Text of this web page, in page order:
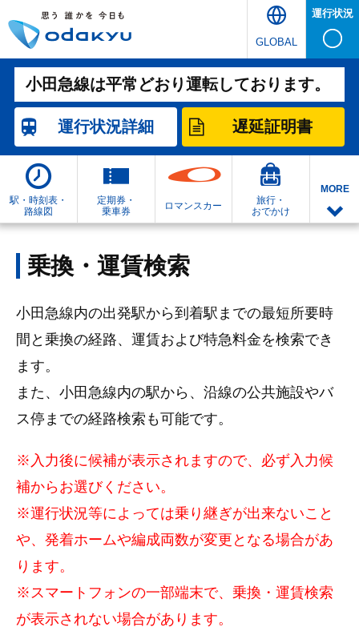
GLOBAL
運行状況
小田急線は平常どおり運転しております。
運行状況詳細 遅延証明書
駅・時刻表・
路線図
定期券・
乗車券
ロマンスカー
旅行・
おでかけ
MORE
乗換・運賃検索
小田急線内の出発駅から到着駅までの最短所要時
間と乗換の経路、運賃および特急料金を検索でき
ます。
また、小田急線内の駅から、沿線の公共施設やバ
ス停までの経路検索も可能です。
※入力後に候補が表示されますので、必ず入力候
補からお選びください。
※運行状況等によっては乗り継ぎが出来ないこと
や、発着ホームや編成両数が変更となる場合があ
ります。
※スマートフォンの一部端末で、乗換・運賃検索
が表示されない場合があります。